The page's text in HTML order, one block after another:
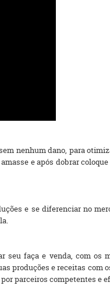
nenhum dano, para
e após dobrar
e se diferenciar no
seu faça e venda, com
produções e receitas com
parceiros competentes e